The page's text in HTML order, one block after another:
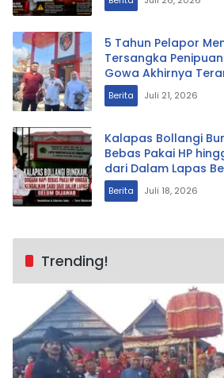
5 Tahun Pelapor
Tersangka
Gowa Akhirnya
Berita Juli 21, 2026
Kalapas Bollangi
Bebas Pakai HP
dari Dalam Lapas
Berita Juli 18, 2026
Trending!